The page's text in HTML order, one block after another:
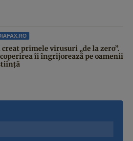
creat primele virusuri „de la zero”.
îi îngrijorează pe oamenii